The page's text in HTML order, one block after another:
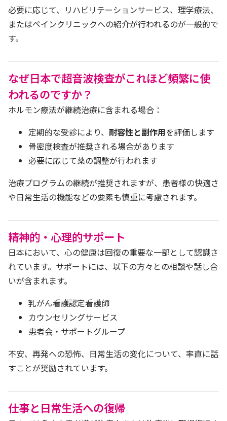
必要に応じて、リハビリテーションサービス、理学療法、
またはペインクリニックへの紹介が行われるのが一般的で
す。
なぜ日本で超音波検査がこれほど頻繁に使
われるのですか？
ホルモン療法が継続治療に含まれる場合：
定期的な受診により、 耐容性と副作用を評価します
骨密度検査が推奨される場合があります
必要に応じて薬の調整が行われます
治療プログラムの継続が推奨されますが、患者様の快適さ
や日常生活の機能などの要素も慎重に考慮されます。
精神的・心理的サポート
日本において、心の健康は回復の重要な一部として認識さ
れています。サポートには、以下の方々との相談や話し合
いが含まれます。
乳がん看護認定看護師
カウンセリングサービス
患者会・サポートグループ
不安、再発への恐怖、日常生活の変化について、率直に話
すことが奨励されています。
仕事と日常生活への復帰